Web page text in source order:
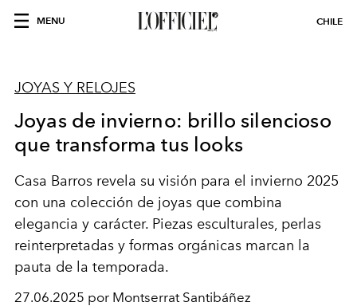
MENU CHILE
JOYAS Y RELOJES
Joyas de invierno: brillo silencioso
que transforma tus looks
Casa Barros revela su visión para el invierno 2025
con una colección de joyas que combina
elegancia y carácter. Piezas esculturales, perlas
reinterpretadas y formas orgánicas marcan la
pauta de la temporada.
27.06.2025 por Montserrat Santibáñez